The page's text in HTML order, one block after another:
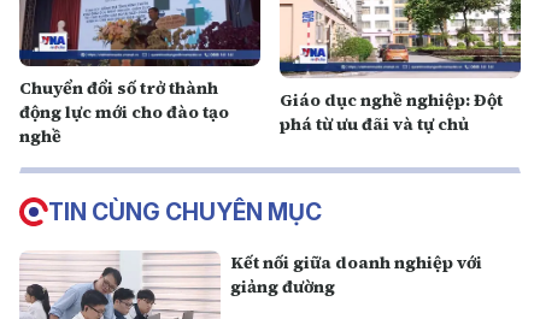
Chuyển đổi số trở thành
động lực mới cho đào tạo
nghề
Giáo dục nghề nghiệp: Đột
phá từ ưu đãi và tự chủ
TIN CÙNG CHUYÊN MỤC
Kết nối giữa doanh nghiệp với
giảng đường